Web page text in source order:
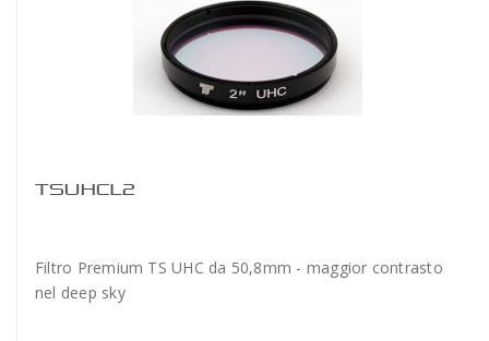
TSUHCL2
Filtro Premium TS UHC da 50,8mm - maggior contrasto
nel deep sky